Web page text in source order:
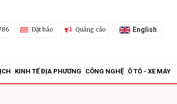
Đặt báo Quảng cáo English
KINH TẾ ĐỊA PHƯƠNG CÔNG NGHỆ Ô TÔ - XE MÁY